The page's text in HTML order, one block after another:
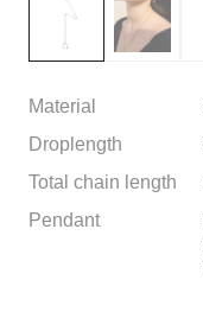
Material
Droplength
Total chain length
Pendant